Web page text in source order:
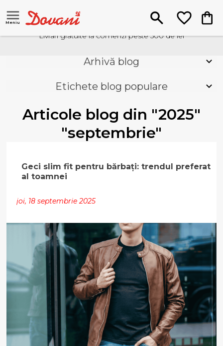
Meniu
Livrari gratuite la comenzi peste 500 de lei
Arhivă blog
Etichete blog populare
Articole blog din "2025"
"septembrie"
Geci slim fit pentru bărbați: trendul preferat
al toamnei
joi, 18 septembrie 2025